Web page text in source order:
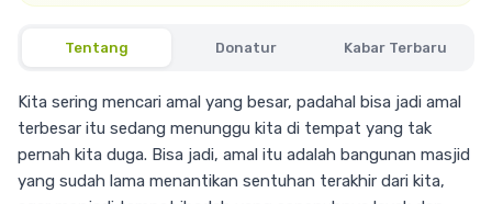
Tentang Donatur Kabar Terbaru
Kita sering mencari amal yang besar, padahal bisa jadi amal
terbesar itu sedang menunggu kita di tempat yang tak
pernah kita duga. Bisa jadi, amal itu adalah bangunan masjid
yang sudah lama menantikan sentuhan terakhir dari kita,